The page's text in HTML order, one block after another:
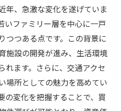
進行させるコツ
テクニック
るためのプランB
ットワークを活用
っておくべき門真市での注
年、急激な変化を遂げていま
いファミリー層を中心に一戸
つつある点です。この背景に
施設の開発が進み、生活環境
れます。さらに、交通アクセ
場所としての魅力を高めてい
の変化を把握することで、買